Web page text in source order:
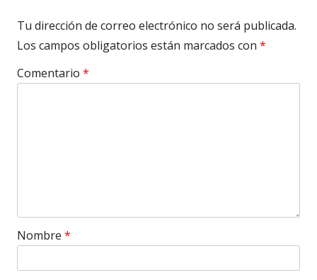
Tu dirección de correo electrónico no será publicada.
Los campos obligatorios están marcados con *
Comentario *
Nombre *